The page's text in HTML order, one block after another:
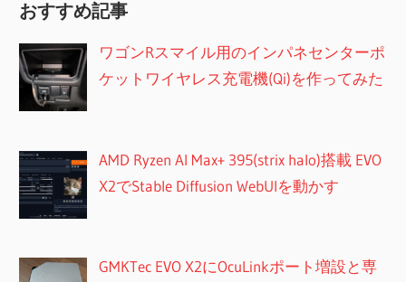
おすすめ記事
ワゴンRスマイル用のインパネセンターポ
ケットワイヤレス充電機(Qi)を作ってみた
AMD Ryzen AI Max+ 395(strix halo)搭載 EVO
X2でStable Diffusion WebUIを動かす
GMKTec EVO X2にOcuLinkポート増設と専